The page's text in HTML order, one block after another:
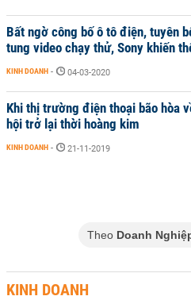
Bất ngờ công bố ô tô điện, tuyên
tung video chạy thử, Sony khiến
KINH DOANH - 04-03-2020
Khi thị trường điện thoại bão hòa
hội trở lại thời hoàng kim
KINH DOANH - 21-11-2019
Theo Doanh
KINH DOANH